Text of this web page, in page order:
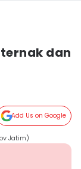
dan
Add Us on Google
Jatim)